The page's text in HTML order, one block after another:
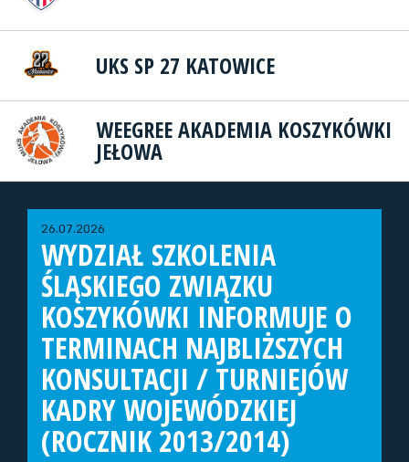
UKS SP 27 KATOWICE
WEEGREE AKADEMIA KOSZYKÓWKI
JEŁOWA
26.07.2026
WYDZIAŁ SZKOLENIA
ŚLĄSKIEGO ZWIĄZKU
KOSZYKÓWKI INFORMUJE O
TERMINACH NAJBLIŻSZYCH
KONSULTACJI / TURNIEJÓW
KADRY WOJEWÓDZKIEJ
(ROCZNIK 2013/2014)